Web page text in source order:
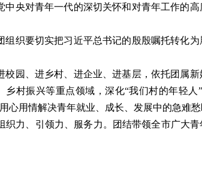
央对青年一代的深切关怀和对青年工作的
织要切实把习近平总书记的殷殷嘱托转化
园、进乡村、进企业、进基层，依托团属
乡村振兴等重点领域，深化“我们村的年轻
用情解决青年就业、成长、发展中的急难
织力、引领力、服务力。团结带领全市广大